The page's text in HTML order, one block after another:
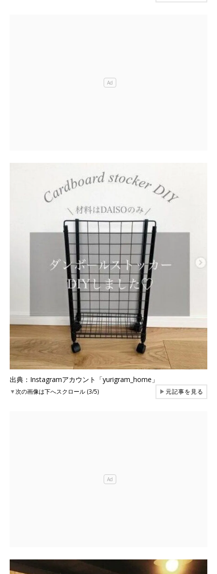
出典：Instagramアカウント「yurigram_home」
▼次の画像は下へスクロール (3/5) ▶元記事を見る